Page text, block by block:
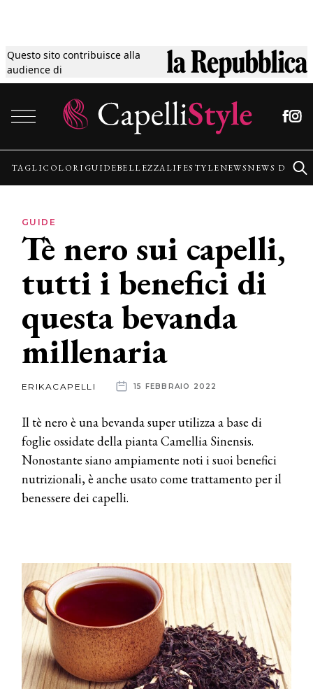
Questo sito contribuisce alla
audience di
Tagli
Colori
Guide
Lifestyle
News
News
TAGLICOLORI GUIDEBELLEZZALIFESTYLENEWSNEWS
GUIDE
Tè nero sui capelli,
tutti i benefici di
questa bevanda
millenaria
ERIKACAPELLI 15 FEBBRAIO 2022
Il tè nero è una bevanda super utilizza a base di
foglie ossidate della pianta Camellia Sinensis.
Nonostante siano ampiamente noti i suoi benefici
nutrizionali, è anche usato come trattamento per il
benessere dei capelli.